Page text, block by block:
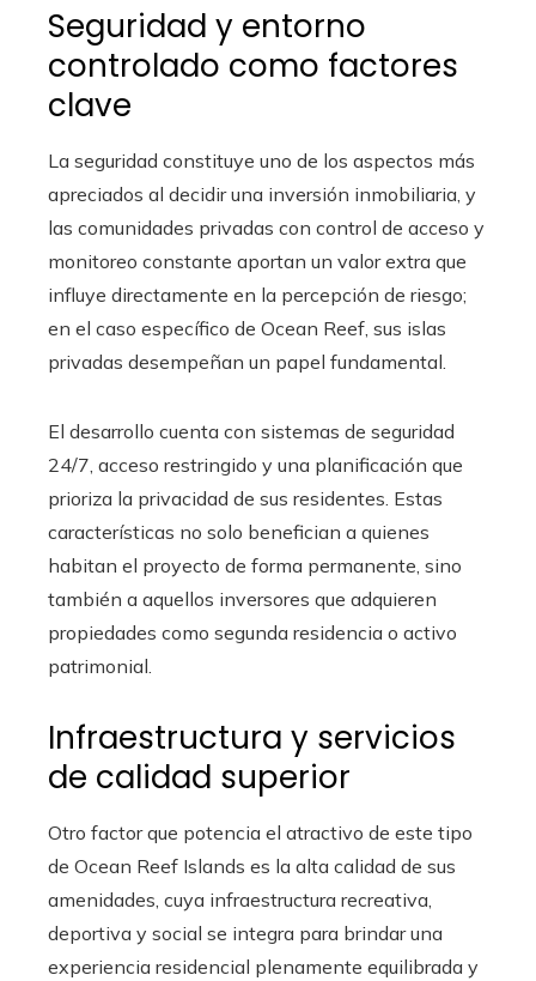
Seguridad y entorno
controlado como factores
clave
La seguridad constituye uno de los aspectos más
apreciados al decidir una inversión inmobiliaria, y
las comunidades privadas con control de acceso y
monitoreo constante aportan un valor extra que
influye directamente en la percepción de riesgo;
en el caso específico de Ocean Reef, sus islas
privadas desempeñan un papel fundamental.
El desarrollo cuenta con sistemas de seguridad
24/7, acceso restringido y una planificación que
prioriza la privacidad de sus residentes. Estas
características no solo benefician a quienes
habitan el proyecto de forma permanente, sino
también a aquellos inversores que adquieren
propiedades como segunda residencia o activo
patrimonial.
Infraestructura y servicios
de calidad superior
Otro factor que potencia el atractivo de este tipo
de Ocean Reef Islands es la alta calidad de sus
amenidades, cuya infraestructura recreativa,
deportiva y social se integra para brindar una
experiencia residencial plenamente equilibrada y